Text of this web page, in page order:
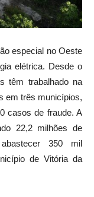
especial no Oeste
elétrica. Desde o
têm trabalhado na
em três municípios,
casos de fraude. A
22,2 milhões de
350 mil
de Vitória da